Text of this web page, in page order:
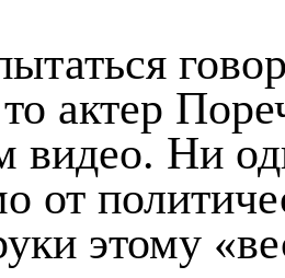
актер
видео. Ни
от
этому